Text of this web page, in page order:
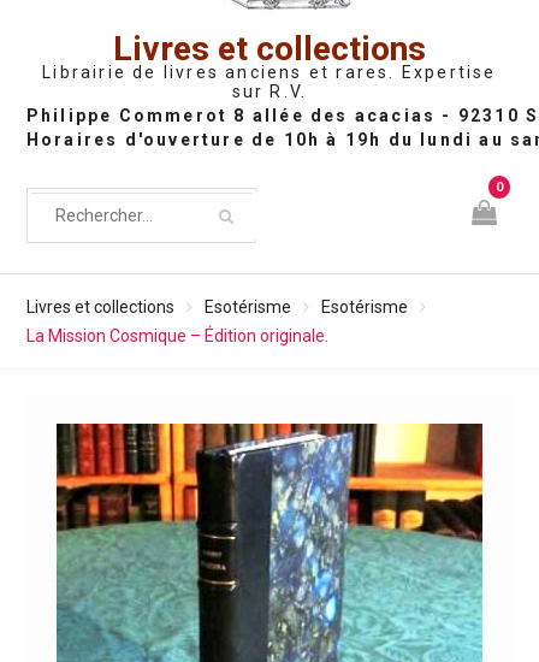
Livres et collections
Librairie de livres anciens et rares. Expertise
sur R.V.
0
Livres et collections Esotérisme
Esotérisme
La Mission Cosmique – Édition originale.